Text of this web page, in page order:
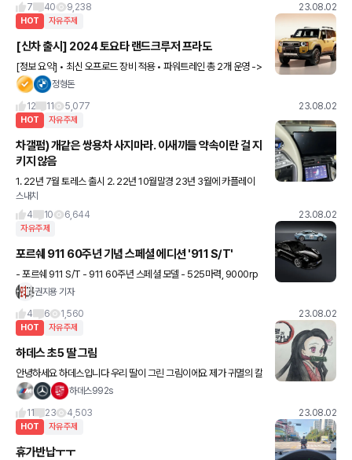
7
40 9,238 23.08.02
HOT 자유주제
[신차 출시] 2024 토요타 랜드크루저 프라도
[정보 요약] • 최신 오프로드 장비 적용 • 파워트레인 총 2개 운영 ->
V6 3.4 가솔린 트윈터보 -> I4 2.4 가솔린 터보 하이브리드 • 자동
정형돈
12
11 5,077 23.08.02
HOT 자유주제
차갤펌) 개같은 쌍용차 사지마라. 이새끼들 약속이란 걸 지
키지 않음
1. 22년 7월 토레스 출시 2. 22년 10월말경 23년 3월에 카플레이
업데이트 설 나돌음 3. 23년 3월 ???:우리가 언제 23년 3월에 카플
스내치
4
10 6,644 23.08.02
자유주제
포르쉐 911 60주년 기념 스페셜 에디션 '911 S/T'
- 포르쉐 911 S/T - 911 60주년 스페셜 모델 - 525마력, 9000rp
m 4.0리터 박서 엔진 - 경량 클러치 및 짧은 기어비의 수동 변속기 -
권지용 기자
4
6 1,560 23.08.02
HOT 자유주제
하데스 초5 딸 그림
안녕하세요 하데스입니다 우리 딸이 그린 그림이에요 제가 귀멸의 칼
날 그려달라고 했더니 ^^ 스누피 소묘 학원에서 사진 못 찍게 해서 집
하데스992s
11
23 4,503 23.08.02
HOT 자유주제
휴가반납ㅜㅜ